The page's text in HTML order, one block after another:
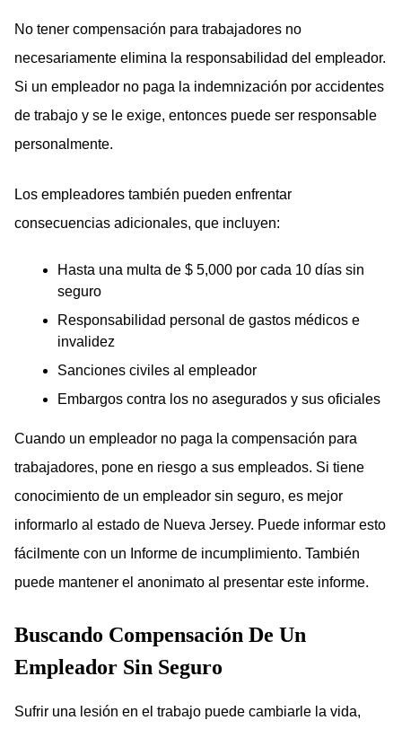
No tener compensación para trabajadores no
necesariamente elimina la responsabilidad del empleador.
Si un empleador no paga la indemnización por accidentes
de trabajo y se le exige, entonces puede ser responsable
personalmente.
Los empleadores también pueden enfrentar
consecuencias adicionales, que incluyen:
Hasta una multa de $ 5,000 por cada 10 días sin
seguro
Responsabilidad personal de gastos médicos e
invalidez
Sanciones civiles al empleador
Embargos contra los no asegurados y sus oficiales
Cuando un empleador no paga la compensación para
trabajadores, pone en riesgo a sus empleados. Si tiene
conocimiento de un empleador sin seguro, es mejor
informarlo al estado de Nueva Jersey. Puede informar esto
fácilmente con un Informe de incumplimiento. También
puede mantener el anonimato al presentar este informe.
Buscando Compensación De Un
Empleador Sin Seguro
Sufrir una lesión en el trabajo puede cambiarle la vida,